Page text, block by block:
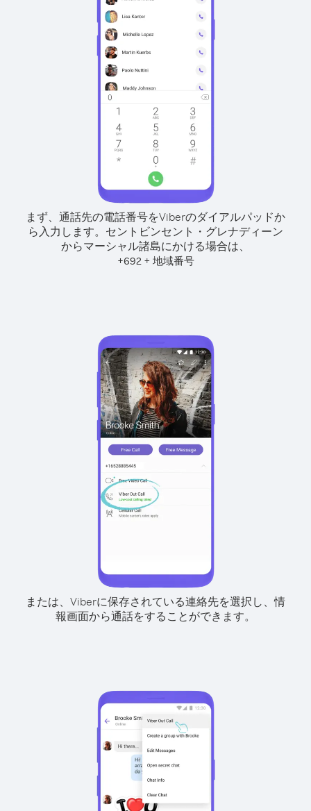
まず、通話先の電話番号をViberのダイアルパッドか
ら入力します。 セントビンセント・グレナディーン
からマーシャル諸島にかける場合は、
+692+ 地域番号
または、Viberに保存されている連絡先を選択し、情
報画面から通話をすることができます。